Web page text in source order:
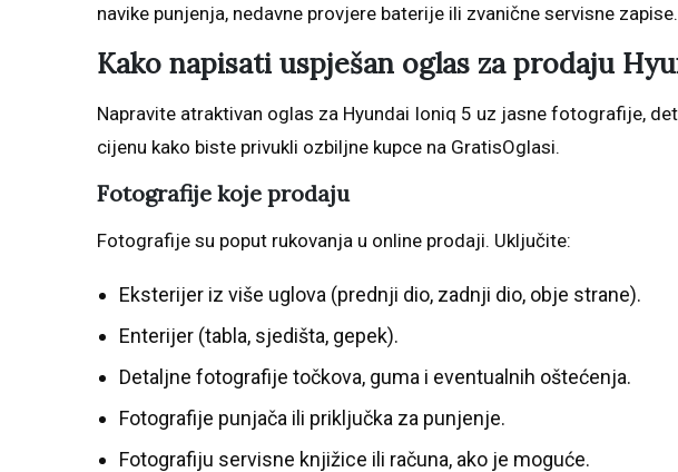
navike punjenja, nedavne provjere baterije ili zvanične servisne zapise.
Kako napisati uspješan oglas za prodaju
Napravite atraktivan oglas za Hyundai Ioniq 5 uz jasne fotografije,
cijenu kako biste privukli ozbiljne kupce na GratisOglasi.
Fotografije koje prodaju
Fotografije su poput rukovanja u online prodaji. Uključite:
Eksterijer iz više uglova (prednji dio, zadnji dio, obje strane).
Enterijer (tabla, sjedišta, gepek).
Detaljne fotografije točkova, guma i eventualnih oštećenja.
Fotografije punjača ili priključka za punjenje.
Fotografiju servisne knjižice ili računa, ako je moguće.